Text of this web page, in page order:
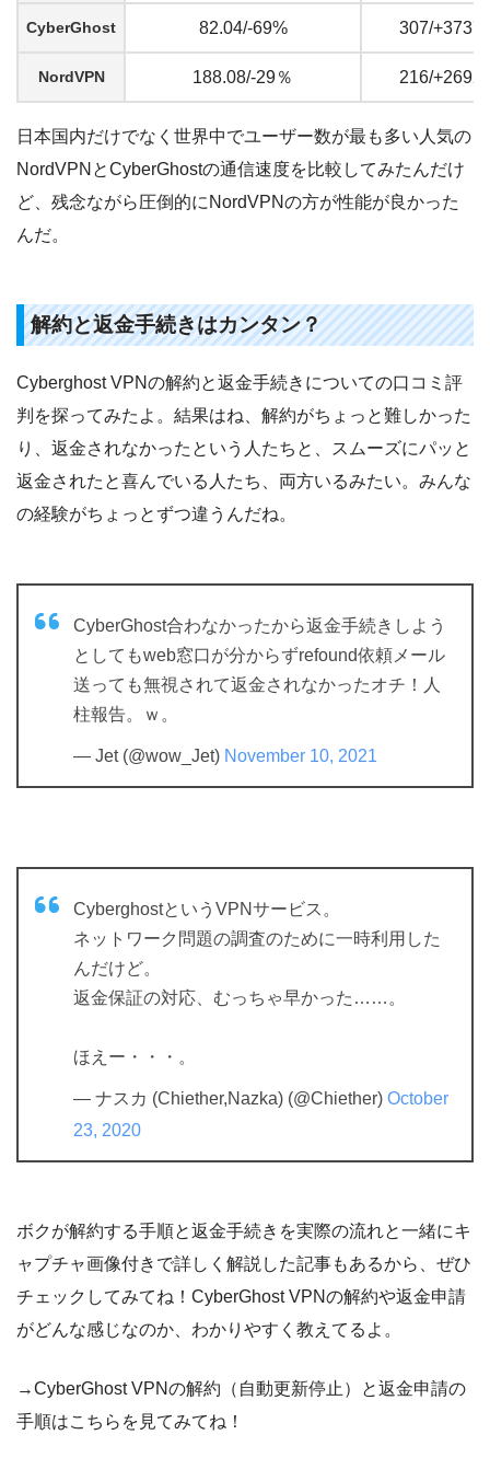
CyberGhost 82.04/-69% 307/+3737
NordVPN 188.08/-29％ 216/+2692
日本国内だけでなく世界中でユーザー数が最も多い人気の
NordVPNとCyberGhostの通信速度を比較してみたんだけ
ど、残念ながら圧倒的にNordVPNの方が性能が良かった
んだ。
解約と返金手続きはカンタン？
Cyberghost VPNの解約と返金手続きについての口コミ評
判を探ってみたよ。結果はね、解約がちょっと難しかった
り、返金されなかったという人たちと、スムーズにパッと
返金されたと喜んでいる人たち、両方いるみたい。みんな
の経験がちょっとずつ違うんだね。
CyberGhost合わなかったから返金手続きしよう
としてもweb窓口が分からずrefound依頼メール
送っても無視されて返金されなかったオチ！人
柱報告。ｗ。
— Jet (@wow_Jet) November 10, 2021
CyberghostというVPNサービス。
ネットワーク問題の調査のために一時利用した
んだけど。
返金保証の対応、むっちゃ早かった……。
ほえー・・・。
— ナスカ (Chiether,Nazka) (@Chiether) October
23, 2020
ボクが解約する手順と返金手続きを実際の流れと一緒にキ
ャプチャ画像付きで詳しく解説した記事もあるから、ぜひ
チェックしてみてね！CyberGhost VPNの解約や返金申請
がどんな感じなのか、わかりやすく教えてるよ。
→CyberGhost VPNの解約（自動更新停止）と返金申請の
手順はこちらを見てみてね！